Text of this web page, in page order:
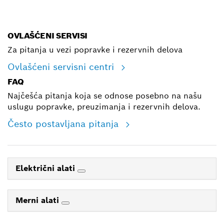
OVLAŠĆENI SERVISI
Za pitanja u vezi popravke i rezervnih delova
Ovlašćeni servisni centri
FAQ
Najčešća pitanja koja se odnose posebno na našu
uslugu popravke, preuzimanja i rezervnih delova.
Često postavljana pitanja
Električni alati
Merni alati